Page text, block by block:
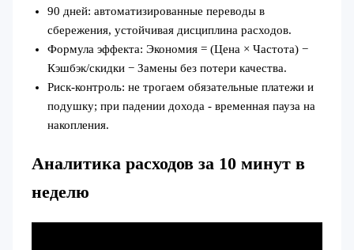
90 дней: автоматизированные переводы в
сбережения, устойчивая дисциплина расходов.
Формула эффекта: Экономия = (Цена × Частота) −
Кэшбэк/скидки − Замены без потери качества.
Риск‑контроль: не трогаем обязательные платежи и
подушку; при падении дохода - временная пауза на
накопления.
Аналитика расходов за 10 минут в
неделю